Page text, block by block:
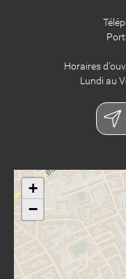
Horaires
Lundi au
+
−